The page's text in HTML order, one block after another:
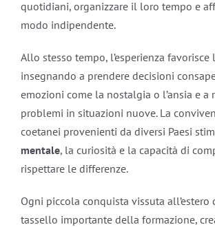
quotidiani, organizzare il loro tempo e
modo indipendente.
Allo stesso tempo, l’esperienza favorisce
insegnando a prendere decisioni
emozioni come la nostalgia o l’ansia e a
problemi in situazioni nuove. La
coetanei provenienti da diversi Paesi
mentale, la curiosità e la capacità di
rispettare le differenze.
Ogni piccola conquista vissuta all’estero
tassello importante della formazione,